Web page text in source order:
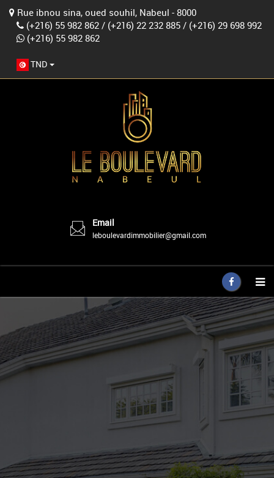
Rue ibnou sina, oued souhil, Nabeul - 8000
(+216) 55 982 862 / (+216) 22 232 885 / (+216) 29 698 992
(+216) 55 982 862
TND
Email
leboulevardimmobilier@gmail.com